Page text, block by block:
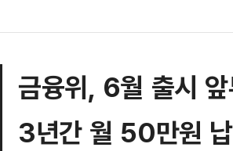
금융위, 6월 출시
3년간 월 50만원